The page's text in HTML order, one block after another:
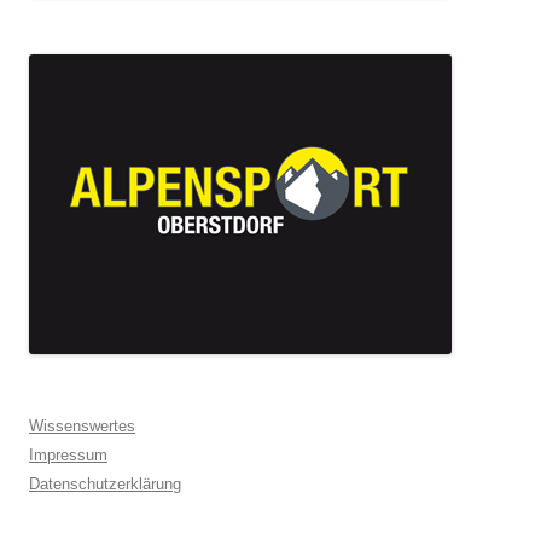
Wissenswertes
Impressum
Datenschutzerklärung